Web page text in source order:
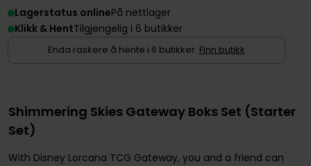
Lagerstatus onlinePå nettlager
Klikk & HentTilgjengelig i 6 butikker
Enda raskere å hente i 6 butikker. Finn butikk
Shimmering Skies Gateway Boks Set (Starter
Set)
With Disney Lorcana TCG Gateway, you and a friend can